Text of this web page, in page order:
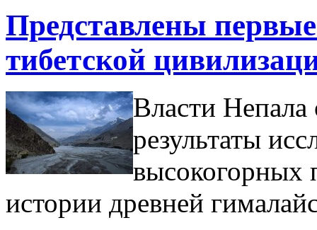
Представлены
тибетской
Власти Непала
результаты
высокогорных
истории древней